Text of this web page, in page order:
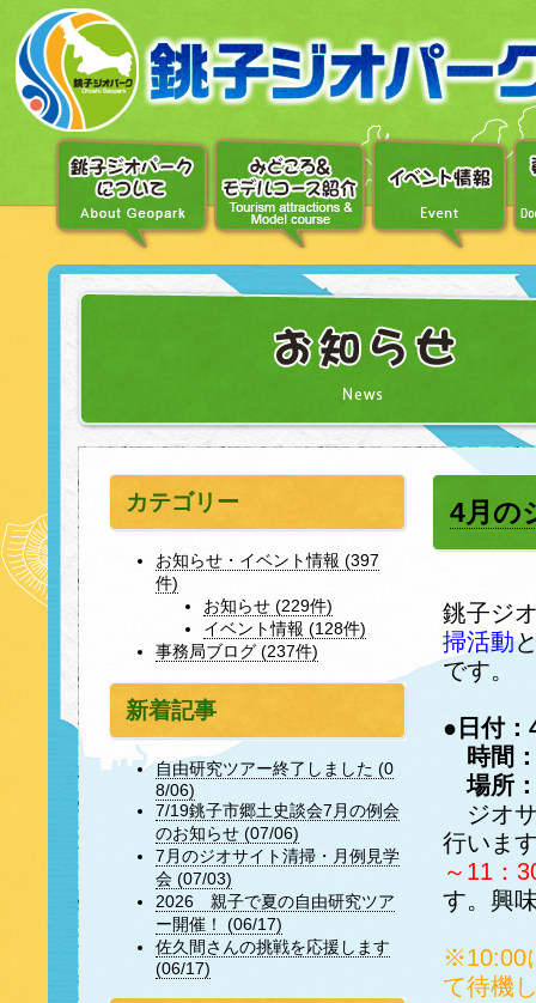
ュ
ー
4月の
銚子ジ
掃活動
です。
●日付：
時間
場所
ジオ
行いま
～11：
す。興
※10:00
て待機
カテゴリー
お知らせ・イベント情報 (397
件)
お知らせ (229件)
イベント情報 (128件)
事務局ブログ (237件)
新着記事
自由研究ツアー終了しました (0
8/06)
7/19銚子市郷土史談会7月の例会
のお知らせ (07/06)
7月のジオサイト清掃・月例見学
会 (07/03)
2026 親子で夏の自由研究ツア
ー開催！ (06/17)
佐久間さんの挑戦を応援します
(06/17)